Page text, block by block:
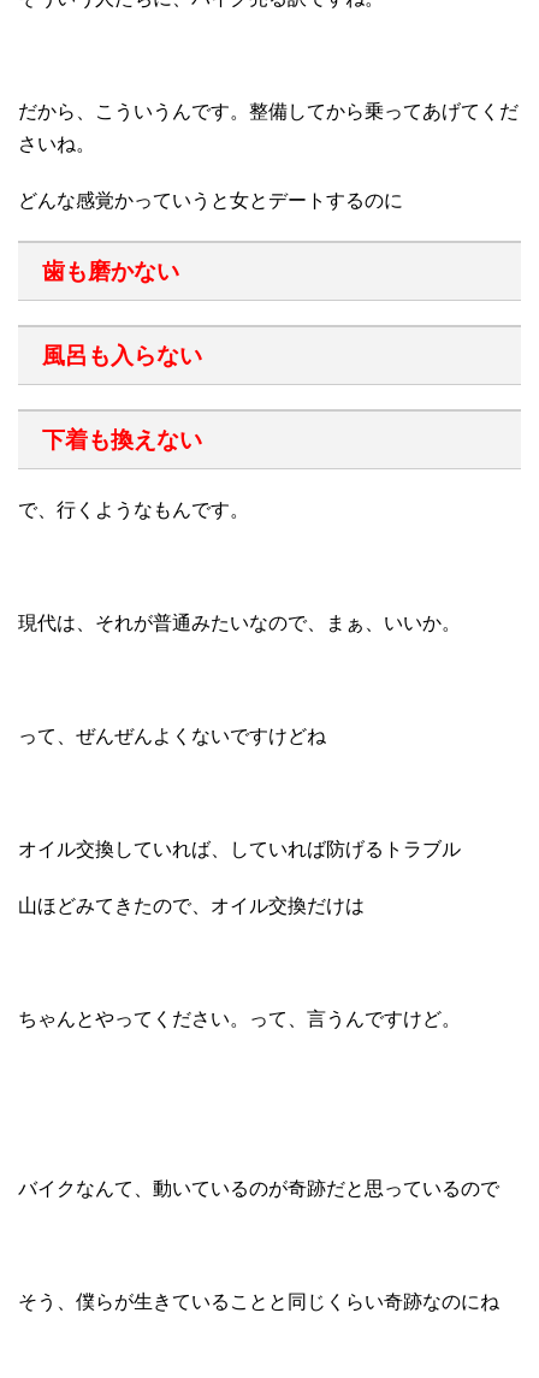
だから、こういうんです。整備してから乗ってあげてくだ
さいね。
どんな感覚かっていうと女とデートするのに
歯も磨かない
風呂も入らない
下着も換えない
で、行くようなもんです。
現代は、それが普通みたいなので、まぁ、いいか。
って、ぜんぜんよくないですけどね
オイル交換していれば、していれば防げるトラブル
山ほどみてきたので、オイル交換だけは
ちゃんとやってください。って、言うんですけど。
バイクなんて、動いているのが奇跡だと思っているので
そう、僕らが生きていることと同じくらい奇跡なのにね